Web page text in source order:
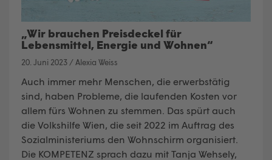
„Wir brauchen Preisdeckel für
Lebensmittel, Energie und Wohnen“
20. Juni 2023 / Alexia Weiss
Auch immer mehr Menschen, die erwerbstätig
sind, haben Probleme, die laufenden Kosten vor
allem fürs Wohnen zu stemmen. Das spürt auch
die Volkshilfe Wien, die seit 2022 im Auftrag des
Sozialministeriums den Wohnschirm organisiert.
Die KOMPETENZ sprach dazu mit Tanja Wehsely,